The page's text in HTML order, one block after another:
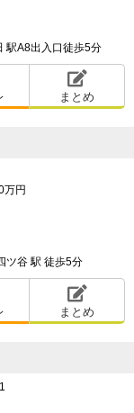
駅A8出入口徒歩5分
まとめ
万円
ツ谷 駅 徒歩5分
まとめ